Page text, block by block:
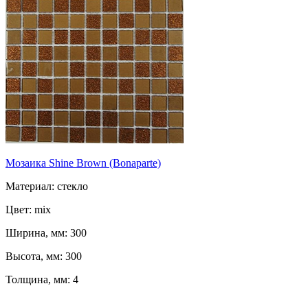
Мозаика Shine Brown (Bonaparte)
Материал: стекло
Цвет: mix
Ширина, мм: 300
Высота, мм: 300
Толщина, мм: 4